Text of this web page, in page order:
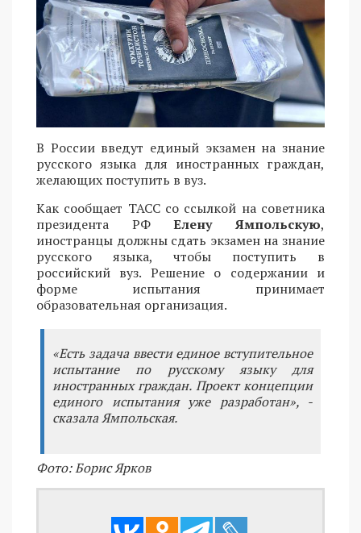
В России введут единый экзамен на знание
русского языка для иностранных граждан,
желающих поступить в вуз.
Как сообщает ТАСС со ссылкой на советника
президента РФЕлену Ямпольскую,
иностранцы должны сдать экзамен на знание
русского языка, чтобы поступить в
российский вуз. Решение о содержании и
форме испытания принимает
образовательная организация.
«Есть задача ввести единое вступительное
испытание по русскому языку для
иностранных граждан. Проект концепции
единого испытания уже разработан», -
сказала Ямпольская.
Фото: Борис Ярков